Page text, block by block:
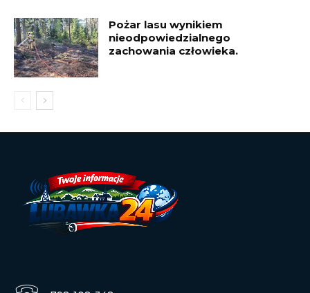
Pożar lasu wynikiem
nieodpowiedzialnego
zachowania człowieka.